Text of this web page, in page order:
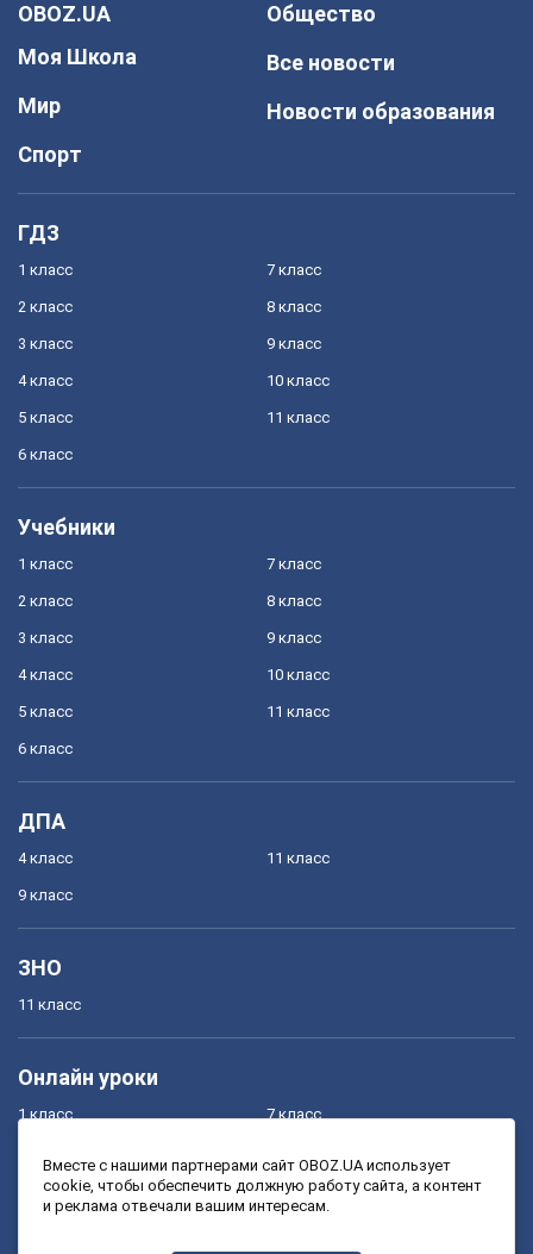
OBOZ.UA
Моя Школа
Мир
Спорт
Общество
Все новости
Новости образования
ГДЗ
1 класс
2 класс
3 класс
4 класс
5 класс
6 класс
7 класс
8 класс
9 класс
10 класс
11 класс
Учебники
1 класс
2 класс
3 класс
4 класс
5 класс
6 класс
7 класс
8 класс
9 класс
10 класс
11 класс
ДПА
4 класс
9 класс
11 класс
ЗНО
11 класс
Онлайн уроки
1 класс
3 класс
7 класс
9 класс
Вместе с нашими партнерами сайт OBOZ.UA использует
cookie, чтобы обеспечить должную работу сайта, а контент
и реклама отвечали вашим интересам.